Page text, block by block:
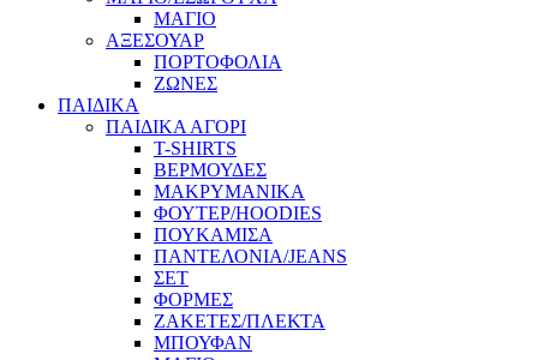
ΜΑΓΙΟ
ΑΞΕΣΟΥΑΡ
ΠΟΡΤΟΦΟΛΙΑ
ΖΩΝΕΣ
ΠΑΙΔΙΚΑ
ΠΑΙΔΙΚΑ ΑΓΟΡΙ
T-SHIRTS
ΒΕΡΜΟΥΔΕΣ
ΜΑΚΡΥΜΑΝΙΚΑ
ΦΟΥΤΕΡ/HOODIES
ΠΟΥΚΑΜΙΣΑ
ΠΑΝΤΕΛΟΝΙΑ/JEANS
ΣΕΤ
ΦΟΡΜΕΣ
ΖΑΚΕΤΕΣ/ΠΛΕΚΤΑ
ΜΠΟΥΦΑΝ